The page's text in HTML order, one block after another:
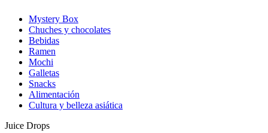
Mystery Box
Chuches y chocolates
Bebidas
Ramen
Mochi
Galletas
Snacks
Alimentación
Cultura y belleza asiática
Juice Drops